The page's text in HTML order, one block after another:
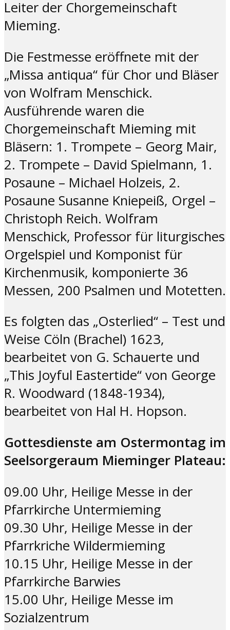
Leiter der Chorgemeinschaft
Mieming.
Die Festmesse eröffnete mit der
„Missa antiqua“ für Chor und Bläser
von Wolfram Menschick.
Ausführende waren die
Chorgemeinschaft Mieming mit
Bläsern: 1. Trompete – Georg Mair,
2. Trompete – David Spielmann, 1.
Posaune – Michael Holzeis, 2.
Posaune Susanne Kniepeiß, Orgel –
Christoph Reich. Wolfram
Menschick, Professor für liturgisches
Orgelspiel und Komponist für
Kirchenmusik, komponierte 36
Messen, 200 Psalmen und Motetten.
Es folgten das „Osterlied“ – Test und
Weise Cöln (Brachel) 1623,
bearbeitet von G. Schauerte und
„This Joyful Eastertide“ von George
R. Woodward (1848-1934),
bearbeitet von Hal H. Hopson.
Gottesdienste am Ostermontag im
Seelsorgeraum Mieminger Plateau:
09.00 Uhr, Heilige Messe in der
Pfarrkirche Untermieming
09.30 Uhr, Heilige Messe in der
Pfarrkriche Wildermieming
10.15 Uhr, Heilige Messe in der
Pfarrkirche Barwies
15.00 Uhr, Heilige Messe im
Sozialzentrum